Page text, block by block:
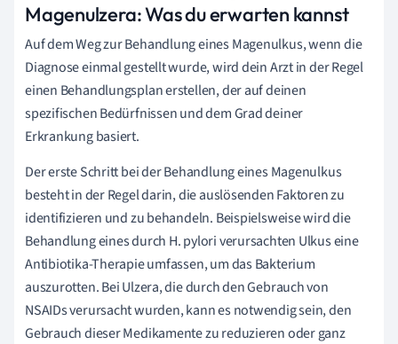
Magenulzera: Was du erwarten kannst
Auf dem Weg zur Behandlung eines Magenulkus, wenn die
Diagnose einmal gestellt wurde, wird dein Arzt in der Regel
einen Behandlungsplan erstellen, der auf deinen
spezifischen Bedürfnissen und dem Grad deiner
Erkrankung basiert.
Der erste Schritt bei der Behandlung eines Magenulkus
besteht in der Regel darin, die auslösenden Faktoren zu
identifizieren und zu behandeln. Beispielsweise wird die
Behandlung eines durch H. pylori verursachten Ulkus eine
Antibiotika-Therapie umfassen, um das Bakterium
auszurotten. Bei Ulzera, die durch den Gebrauch von
NSAIDs verursacht wurden, kann es notwendig sein, den
Gebrauch dieser Medikamente zu reduzieren oder ganz